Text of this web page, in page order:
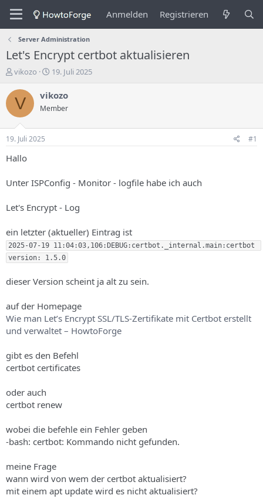
Anmelden Registrieren
Server Administration
Let's Encrypt certbot aktualisieren
E
s
t
e
e
r
s
h
m
a
s
vikozo
E
s
e
d
t
m
19. Juli 2025
V vikozo
Member
19. Juli 2025 #1
Hallo
Unter ISPConfig - Monitor - logfile habe ich auch
Let's Encrypt - Log
ein letzter (aktueller) Eintrag ist
2025-07-19 11:04:03,106:DEBUG:certbot._internal.main:certbot
version: 1.5.0
dieser Version scheint ja alt zu sein.
auf der Homepage
Wie man Let’s Encrypt SSL/TLS-Zertifikate mit Certbot erstellt
und verwaltet – HowtoForge
gibt es den Befehl
certbot certificates
oder auch
certbot renew
wobei die befehle ein Fehler geben
-bash: certbot: Kommando nicht gefunden.
meine Frage
wann wird von wem der certbot aktualisiert?
mit einem apt update wird es nicht aktualisiert?